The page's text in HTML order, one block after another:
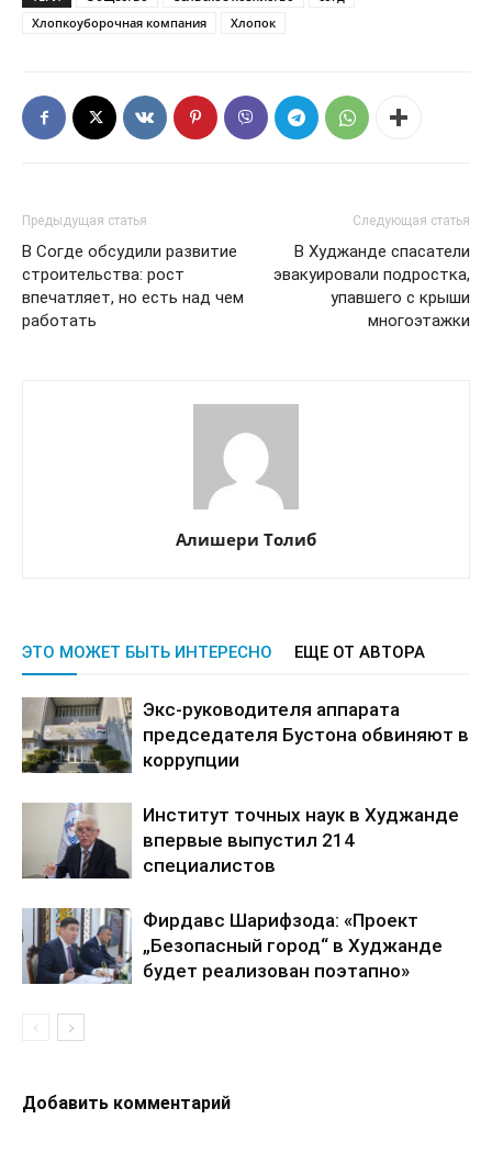
Хлопкоуборочная компания
Хлопок
Предыдущая статья
В Согде обсудили развитие
строительства: рост
впечатляет, но есть над чем
работать
Следующая статья
В Худжанде спасатели
эвакуировали подростка,
упавшего с крыши
многоэтажки
Алишери Толиб
ЭТО МОЖЕТ БЫТЬ ИНТЕРЕСНО ЕЩЕ ОТ АВТОРА
Экс-руководителя аппарата
председателя Бустона обвиняют в
коррупции
Институт точных наук в Худжанде
впервые выпустил 214
специалистов
Фирдавс Шарифзода: «Проект
„Безопасный город“ в Худжанде
будет реализован поэтапно»
Добавить комментарий